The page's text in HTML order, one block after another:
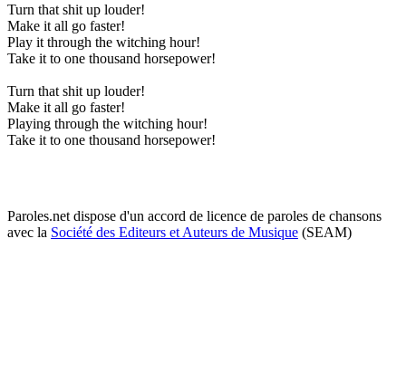
Turn that shit up louder!
Make it all go faster!
Play it through the witching hour!
Take it to one thousand horsepower!
Turn that shit up louder!
Make it all go faster!
Playing through the witching hour!
Take it to one thousand horsepower!
Paroles.net dispose d'un accord de licence de paroles de chansons
avec la Société des Editeurs et Auteurs de Musique (SEAM)